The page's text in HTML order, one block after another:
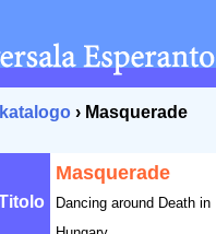
katalogo › Masquerade
Masquerade
Dancing around Death